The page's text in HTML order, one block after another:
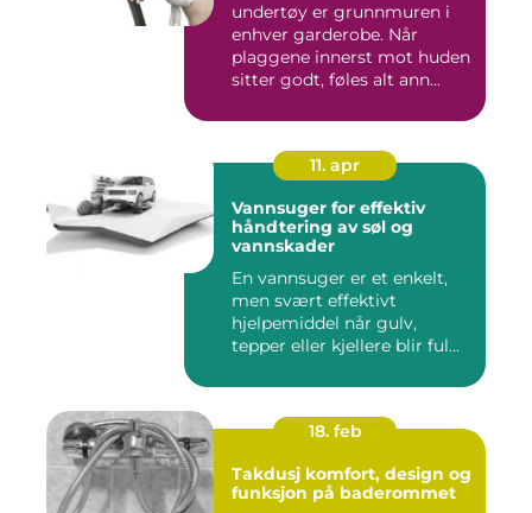
undertøy er grunnmuren i
enhver garderobe. Når
plaggene innerst mot huden
sitter godt, føles alt ann...
11. apr
Vannsuger for effektiv
håndtering av søl og
vannskader
En vannsuger er et enkelt,
men svært effektivt
hjelpemiddel når gulv,
tepper eller kjellere blir ful...
18. feb
Takdusj komfort, design og
funksjon på baderommet